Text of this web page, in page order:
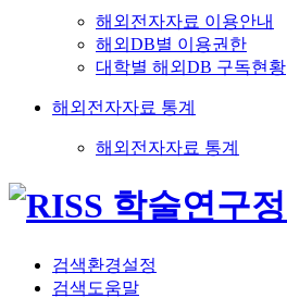
해외전자자료 이용안내
해외DB별 이용권한
대학별 해외DB 구독현황
해외전자자료 통계
해외전자자료 통계
검색환경설정
검색도움말